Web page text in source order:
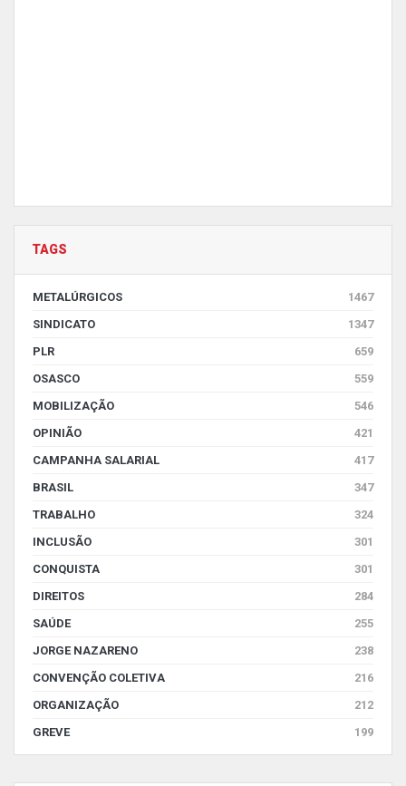
TAGS
METALÚRGICOS
1467
SINDICATO
1347
PLR
659
OSASCO
559
MOBILIZAÇÃO
546
OPINIÃO
421
CAMPANHA SALARIAL
417
BRASIL
347
TRABALHO
324
INCLUSÃO
301
CONQUISTA
301
DIREITOS
284
SAÚDE
255
JORGE NAZARENO
238
CONVENÇÃO COLETIVA
216
ORGANIZAÇÃO
212
GREVE
199